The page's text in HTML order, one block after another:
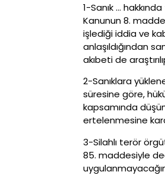
1-Sanık …
Kanunun 8.
işlediği iddia ve
anlaşıldığından
akıbeti de
2-Sanıklara
süresine göre,
kapsamında
ertelenmesine
3-Silahlı terör
85. maddesiyle